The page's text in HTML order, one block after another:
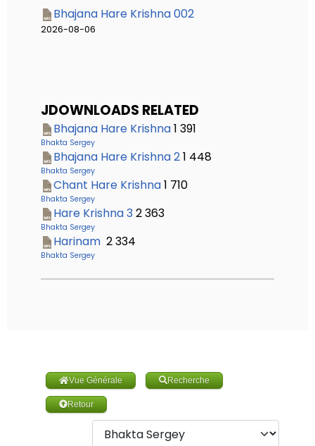
Bhajana Hare Krishna 002
2026-08-06
JDOWNLOADS RELATED
Bhajana Hare Krishna1 391
Bhakta Sergey
Bhajana Hare Krishna 21 448
Bhakta Sergey
Chant Hare Krishna1 710
Bhakta Sergey
Hare Krishna 32 363
Bhakta Sergey
Harinam 2 334
Bhakta Sergey
Vue Générale Recherche
Retour